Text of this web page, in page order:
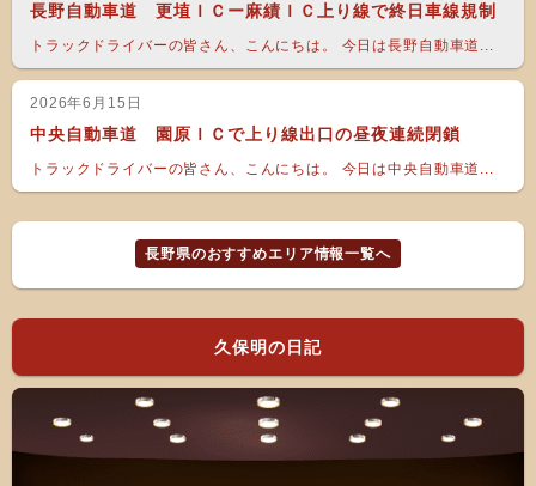
長野自動車道 更埴ＩＣー麻績ＩＣ上り線で終日車線規制
トラックドライバーの皆さん、こんにちは。 今日は長野自動車道...
2026年6月15日
中央自動車道 園原ＩＣで上り線出口の昼夜連続閉鎖
トラックドライバーの皆さん、こんにちは。 今日は中央自動車道...
長野県のおすすめエリア情報一覧へ
久保明の日記